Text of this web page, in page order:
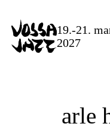
content
19.-21.
2027
arle